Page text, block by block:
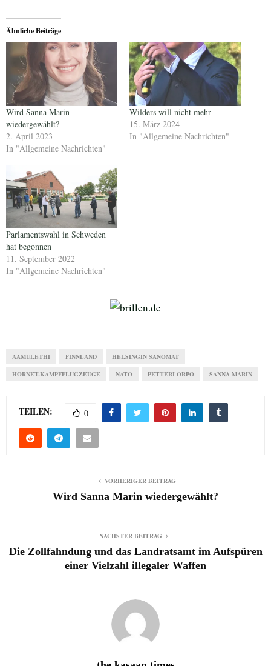
Ähnliche Beiträge
Wird Sanna Marin
wiedergewählt?
2. April 2023
In "Allgemeine Nachrichten"
Wilders will nicht mehr
15. März 2024
In "Allgemeine Nachrichten"
Parlamentswahl in Schweden
hat begonnen
11. September 2022
In "Allgemeine Nachrichten"
AAMULETHI FINNLAND HELSINGIN SANOMAT
HORNET-KAMPFFLUGZEUGE NATO PETTERI ORPO SANNA MARIN
TEILEN: 0
VORHERIGER BEITRAG
Wird Sanna Marin wiedergewählt?
NÄCHSTER BEITRAG
Die Zollfahndung und das Landratsamt im Aufspüren
einer Vielzahl illegaler Waffen